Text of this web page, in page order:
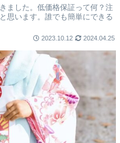
ました。低価格保証って何？注
思います。誰でも簡単にできる
2023.10.12 2024.04.25